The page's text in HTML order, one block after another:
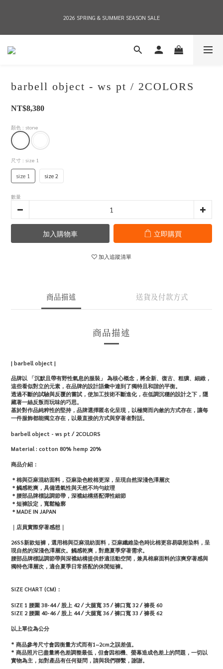
2026 SPRING & SUMMER SEASON SALE
2026 SPRING & SUMMER SEASON SALE
全店消費滿NT$8,000 享有7-11店到店免運費，NT$10,000店到店與宅配到府免運費
2026 SPRING & SUMMER SEASON SALE
barbell object - ws pt / 2COLORS
NT$8,380
顏色 : stone
尺寸 : size 1
size 1 size 2
數量
加入購物車 立即購買
加入追蹤清單
商品描述 送貨及付款方式
商品描述
| barbell object |
品牌以 「沉默且帶有野性氣息的服裝」 為核心概念，將全新、復古、粗獷、細緻，
這些看似對立的元素，在品牌的設計語彙中達到了獨特且和諧的平衡。
透過不斷的試驗與反覆的嘗試，使加工技術不斷進化，在低調沉穩的設計之下，隱
藏著一絲反叛而玩味的巧思。
基於對作品純粹性的堅持，品牌選擇匿名化呈現，以極簡而內斂的方式存在，讓每
一件服飾都能獨立存在，以最直接的方式與穿著者對話。
barbell object - ws pt / 2COLORS
Material : cotton 80% hemp 20%
商品介紹：
＊棉與亞麻混紡面料，亞麻染色較棉更深，呈現自然深淺色澤層次
＊觸感乾爽，具備透氣性與天然不均勻紋理
＊腰部品牌標誌調節帶，深襠結構搭配彈性細節
＊短褲設定，寬鬆輪廓
＊MADE IN JAPAN
｜店員實際穿著感想｜
26SS新款短褲，選用棉與亞麻混紡面料，亞麻纖維染色時比棉更容易吸附染料，呈
現自然的深淺色澤層次。觸感乾爽，對應夏季穿著需求。
腰部品牌標誌調節帶與深襠結構提供舒適活動空間，兼具棉麻面料的涼爽穿著感與
獨特色澤層次，適合夏季日常搭配的休閒短褲。
SIZE CHART (CM)：
SIZE 1 腰圍 38-44 / 股上 42 / 大腿寬 35 / 褲口寬 32 / 褲長 60
SIZE 2 腰圍 40-46 / 股上 44 / 大腿寬 36 / 褲口寬 33 / 褲長 62
以上單位為公分
* 商品參考尺寸會因衡量方式而有1~2cm之誤差值。
* 商品照片已盡量將色差調整最低，但會因相機、螢幕造成色差上的問題，一切以
實物為主，如對產品有任何疑問，請與我們聯繫，謝謝。